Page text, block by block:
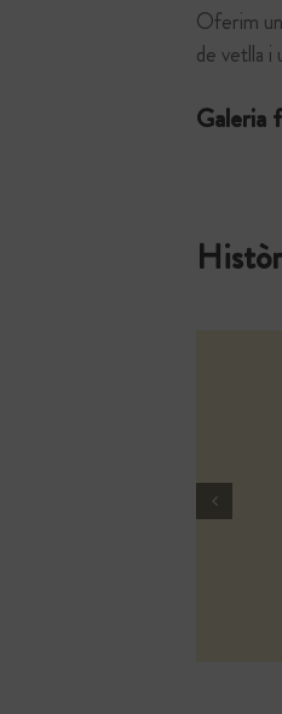
Oferim
de vetlla i
Galeria